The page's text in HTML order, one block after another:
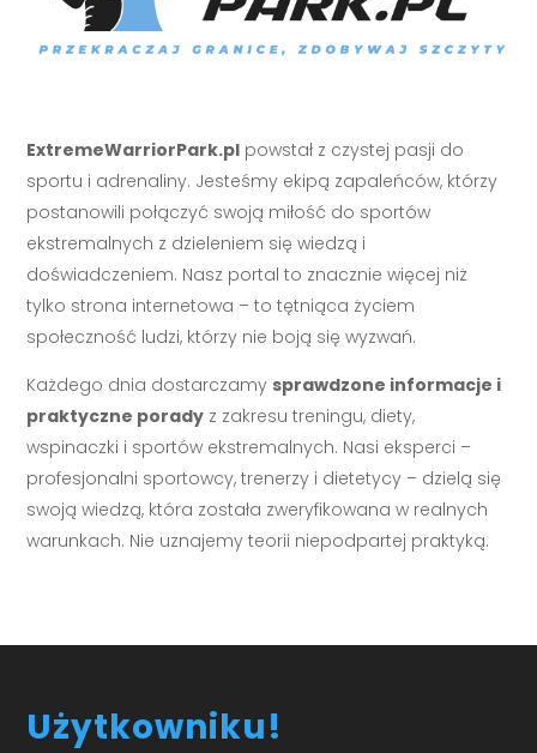
ExtremeWarriorPark.pl powstał z czystej pasji do
sportu i adrenaliny. Jesteśmy ekipą zapaleńców, którzy
postanowili połączyć swoją miłość do sportów
ekstremalnych z dzieleniem się wiedzą i
doświadczeniem. Nasz portal to znacznie więcej niż
tylko strona internetowa – to tętniąca życiem
społeczność ludzi, którzy nie boją się wyzwań.
Każdego dnia dostarczamy sprawdzone informacje i
praktyczne porady z zakresu treningu, diety,
wspinaczki i sportów ekstremalnych. Nasi eksperci –
profesjonalni sportowcy, trenerzy i dietetycy – dzielą się
swoją wiedzą, która została zweryfikowana w realnych
warunkach. Nie uznajemy teorii niepodpartej praktyką.
Użytkowniku!